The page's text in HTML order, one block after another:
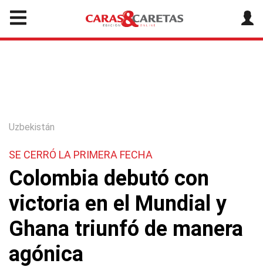
Uzbekistán
SE CERRÓ LA PRIMERA FECHA
Colombia debutó con
victoria en el Mundial y
Ghana triunfó de manera
agónica